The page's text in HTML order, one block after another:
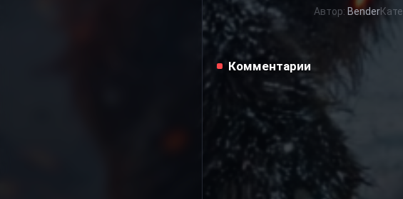
Автор: Bender
Комментарии